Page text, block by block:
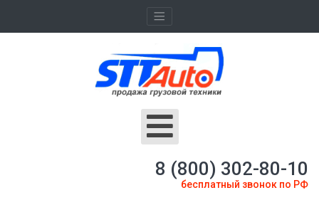
8 (800) 302-80-10
бесплатный звонок по РФ